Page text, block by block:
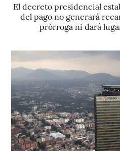
El decreto presidencial
del pago no generará
prórroga ni dará